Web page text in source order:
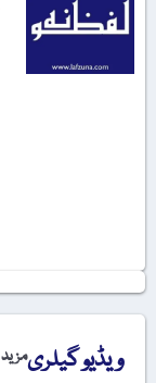
ویڈیو گیلریمزید